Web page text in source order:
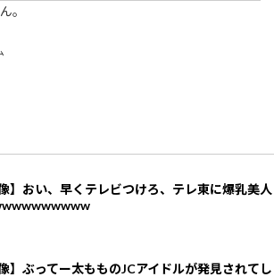
。
像】おい、早くテレビつけろ、テレ東に爆乳美人
像】ぶってー太もものJCアイドルが発見されてし